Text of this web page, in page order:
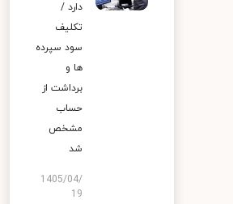
دارد /
تکلیف
سود سپرده
ها و
برداشت از
حساب
مشخص
شد
1405/04/
19